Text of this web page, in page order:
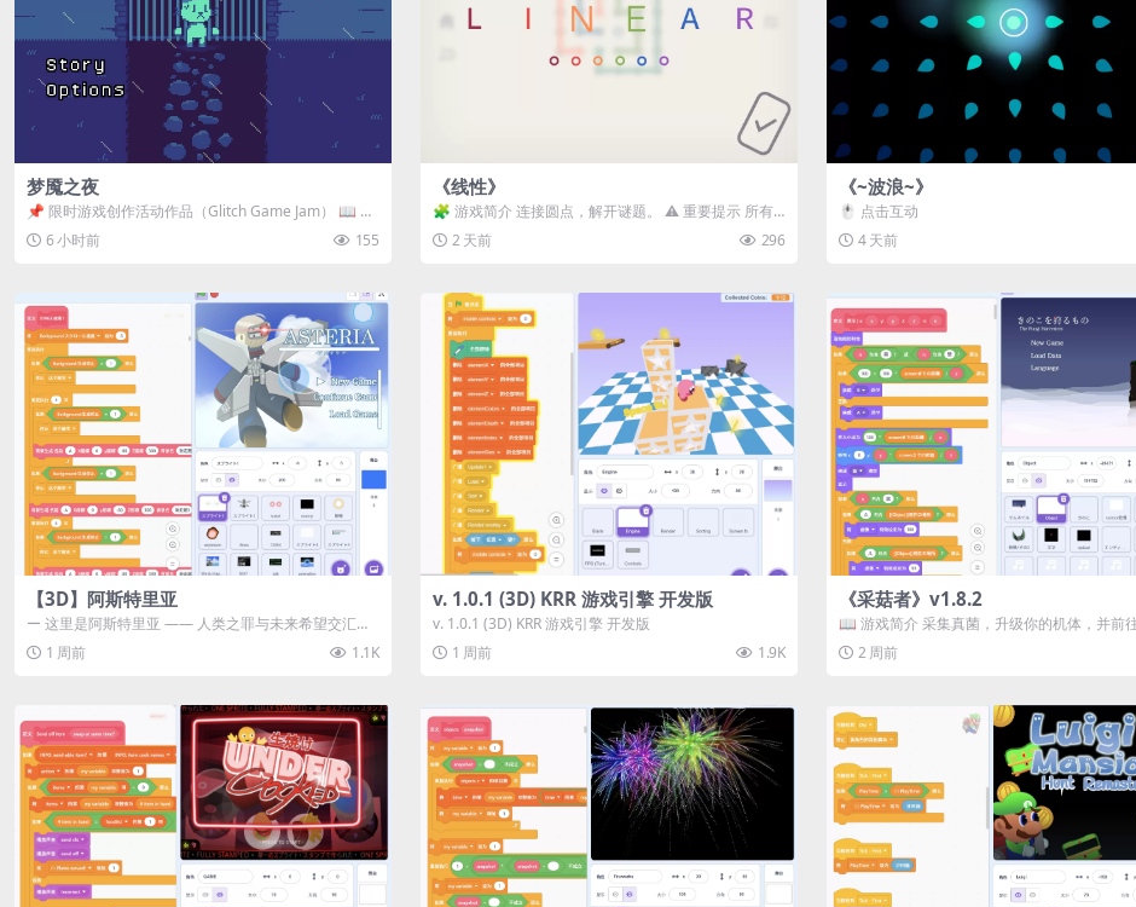
梦魇之夜
📌 限时游戏创作活动作品（Glitch Game Jam） 📖 故
事背景 怪物四...
6 小时前 155
《线性》
🧩 游戏简介 连接圆点，解开谜题。 ⚠️ 重要提示 所有
关卡均可通关，请确保使用...
2 天前 296
《~波浪~》
🖱️ 点击互动
4 天前
【3D】阿斯特里亚
ー 这里是阿斯特里亚 —— 人类之罪与未来希望交汇之
地 📖 游戏简介 《阿斯特里...
1 周前 1.1K
v. 1.0.1 (3D) KRR 游戏引擎 开发版
v. 1.0.1 (3D) KRR 游戏引擎 开发版
1 周前
1.9K
《采菇者》v1.8.2
📖 游戏简介 采集真菌，升级你的机体，并前
域探索。 这是一款静谧的探索冒...
2 周前